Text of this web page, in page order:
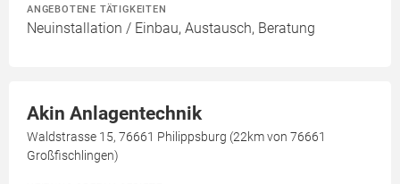
ANGEBOTENE TÄTIGKEITEN
Neuinstallation / Einbau, Austausch, Beratung
Akin Anlagentechnik
Waldstrasse 15, 76661 Philippsburg (22km von 76661
Großfischlingen)